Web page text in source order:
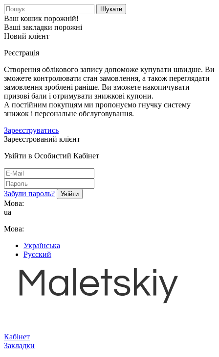
Шукати
Ваш кошик порожній!
Ваші закладки порожні
Новий клієнт
Реєстрація
Створення облікового запису допоможе купувати швидше. Ви
зможете контролювати стан замовлення, а також переглядати
замовлення зроблені раніше. Ви зможете накопичувати
призові бали і отримувати знижкові купони.
А постійним покупцям ми пропонуємо гнучку систему
знижок і персональне обслуговування.
Зареєструватись
Зареєстрований клієнт
Увійти в Особистий Кабінет
Забули пароль?
Мова:
ua
Мова:
Українська
Русский
Кабінет
Закладки